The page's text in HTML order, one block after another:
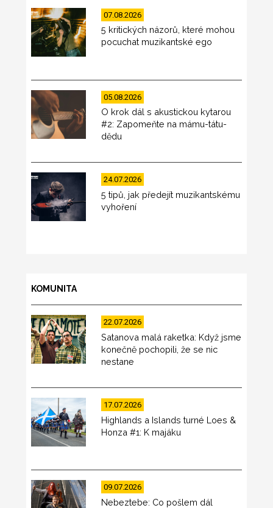
07.08.2026
5 kritických názorů, které mohou
pocuchat muzikantské ego
05.08.2026
O krok dál s akustickou kytarou
#2: Zapomeňte na mámu-tátu-
dědu
24.07.2026
5 tipů, jak předejít muzikantskému
vyhoření
KOMUNITA
22.07.2026
Satanova malá raketka: Když jsme
konečně pochopili, že se nic
nestane
17.07.2026
Highlands a Islands turné Loes &
Honza #1: K majáku
09.07.2026
Nebeztebe: Co pošlem dál